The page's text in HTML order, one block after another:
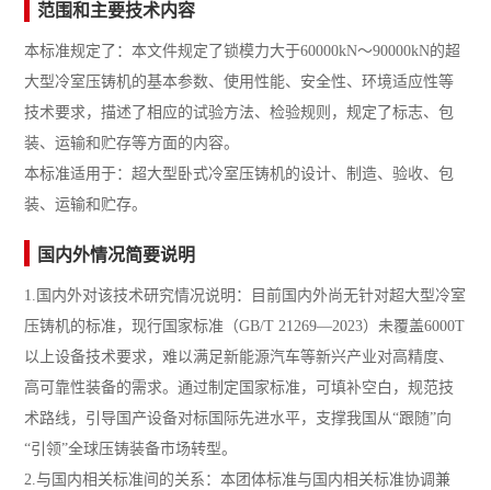
范围和主要技术内容
本标准规定了：本文件规定了锁模力大于60000kN～90000kN的超
大型冷室压铸机的基本参数、使用性能、安全性、环境适应性等
技术要求，描述了相应的试验方法、检验规则，规定了标志、包
装、运输和贮存等方面的内容。
本标准适用于：超大型卧式冷室压铸机的设计、制造、验收、包
装、运输和贮存。
国内外情况简要说明
1.国内外对该技术研究情况说明：目前国内外尚无针对超大型冷室
压铸机的标准，现行国家标准（GB/T 21269—2023）未覆盖6000T
以上设备技术要求，难以满足新能源汽车等新兴产业对高精度、
高可靠性装备的需求。通过制定国家标准，可填补空白，规范技
术路线，引导国产设备对标国际先进水平，支撑我国从“跟随”向
“引领”全球压铸装备市场转型。
2.与国内相关标准间的关系：本团体标准与国内相关标准协调兼